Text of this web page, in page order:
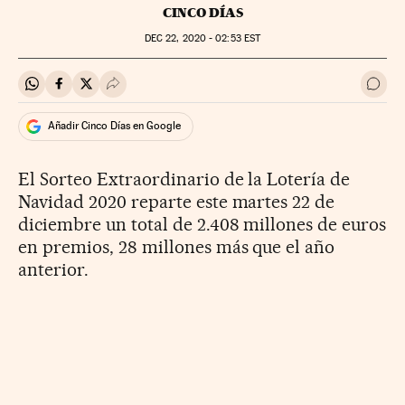
CINCO DÍAS
DEC 22, 2020 - 02:53EST
Compartir en Whatsapp
Compartir en Facebook
Compartir en Twitter
Desplegar Redes Sociales Ir a
Añadir Cinco Días en Google
El Sorteo Extraordinario de la Lotería de
Navidad 2020 reparte este martes 22 de
diciembre un total de 2.408 millones de euros
en premios, 28 millones más que el año
anterior.